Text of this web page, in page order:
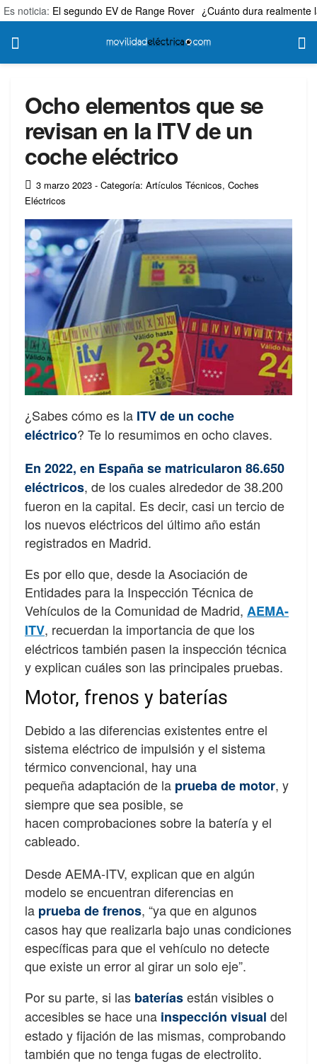
Es noticia: El segundo EV de Range Rover ¿Cuánto dura realmente
Ocho elementos que se
revisan en la ITV de un
coche eléctrico
3 marzo 2023 - Categoría: Artículos Técnicos, Coches
Eléctricos
¿Sabes cómo es la ITV de un coche
eléctrico? Te lo resumimos en ocho claves.
En 2022, en España se matricularon 86.650
eléctricos, de los cuales alrededor de 38.200
fueron en la capital. Es decir, casi un tercio de
los nuevos eléctricos del último año están
registrados en Madrid.
Es por ello que, desde la Asociación de
Entidades para la Inspección Técnica de
Vehículos de la Comunidad de Madrid, AEMA-
ITV, recuerdan la importancia de que los
eléctricos también pasen la inspección técnica
y explican cuáles son las principales pruebas.
Motor, frenos y baterías
Debido a las diferencias existentes entre el
sistema eléctrico de impulsión y el sistema
térmico convencional, hay una
pequeña adaptación de la prueba de motor, y
siempre que sea posible, se
hacen comprobaciones sobre la batería y el
cableado.
Desde AEMA-ITV, explican que en algún
modelo se encuentran diferencias en
la prueba de frenos, “ya que en algunos
casos hay que realizarla bajo unas condiciones
específicas para que el vehículo no detecte
que existe un error al girar un solo eje”.
Por su parte, si las bateríasestán visibles o
accesibles se hace una inspección visual del
estado y fijación de las mismas, comprobando
también que no tenga fugas de electrolito.